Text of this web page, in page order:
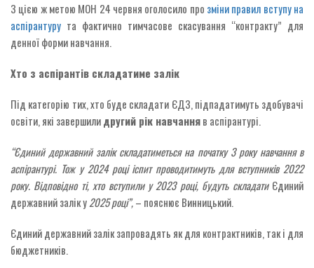
З цією ж метою МОН 24 червня оголосило про зміни правил вступу на
аспірантуру та фактично тимчасове скасування “контракту” для
денної форми навчання.
Хто з аспірантів складатиме залік
Під категорію тих, хто буде складати ЄДЗ, підпадатимуть здобувачі
освіти, які завершилидругий рік навчанняв аспірантурі.
“Єдиний державний залік складатиметься на початку 3 року навчання в
аспірантурі. Тож у 2024 році іспит проводитимуть для вступників 2022
року. Відповідно ті, хто вступили у 2023 році, будуть складатиЄдиний
державний залік у2025 році”,– пояснює Винницький.
Єдиний державний залік запровадять як для контрактників, так і для
бюджетників.